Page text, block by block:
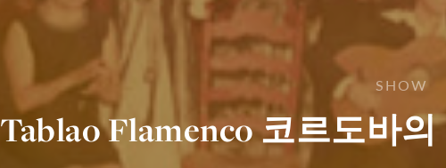
SHOW
Tablao Flamenco 코르도바